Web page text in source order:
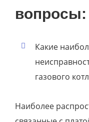
вопросы:
Какие
газового
Наиболее